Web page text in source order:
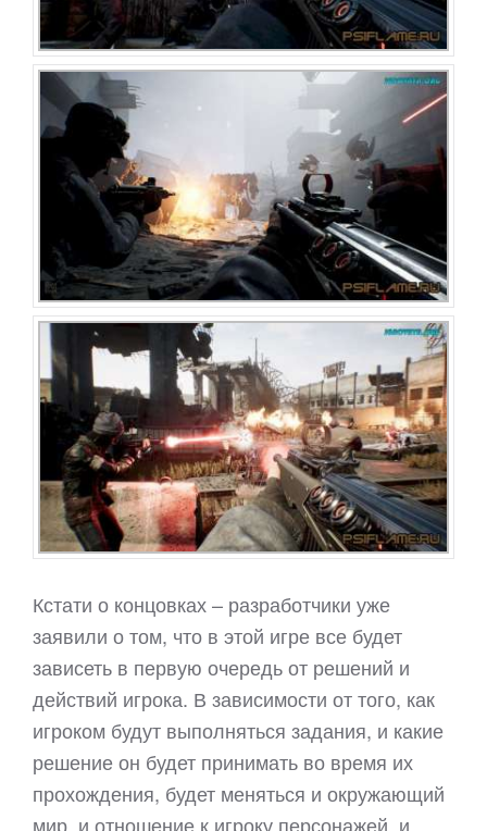
Кстати о концовках – разработчики уже
заявили о том, что в этой игре все будет
зависеть в первую очередь от решений и
действий игрока. В зависимости от того, как
игроком будут выполняться задания, и какие
решение он будет принимать во время их
прохождения, будет меняться и окружающий
мир, и отношение к игроку персонажей, и